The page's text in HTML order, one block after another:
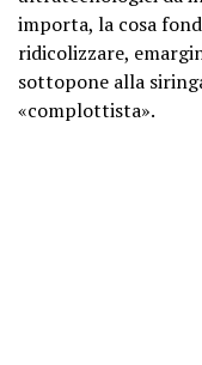
importa, la cosa
ridicolizzare,
sottopone alla
«complottista».